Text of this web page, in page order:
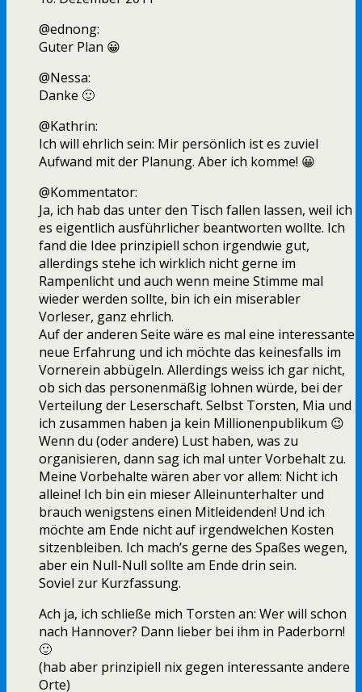
@ednong:
Guter Plan 😀
@Nessa:
Danke 🙂
@Kathrin:
Ich will ehrlich sein: Mir persönlich ist es zuviel
Aufwand mit der Planung. Aber ich komme! 😀
@Kommentator:
Ja, ich hab das unter den Tisch fallen lassen, weil ich
es eigentlich ausführlicher beantworten wollte. Ich
fand die Idee prinzipiell schon irgendwie gut,
allerdings stehe ich wirklich nicht gerne im
Rampenlicht und auch wenn meine Stimme mal
wieder werden sollte, bin ich ein miserabler
Vorleser, ganz ehrlich.
Auf der anderen Seite wäre es mal eine interessante
neue Erfahrung und ich möchte das keinesfalls im
Vornerein abbügeln. Allerdings weiss ich gar nicht,
ob sich das personenmäßig lohnen würde, bei der
Verteilung der Leserschaft. Selbst Torsten, Mia und
ich zusammen haben ja kein Millionenpublikum 😉
Wenn du (oder andere) Lust haben, was zu
organisieren, dann sag ich mal unter Vorbehalt zu.
Meine Vorbehalte wären aber vor allem: Nicht ich
alleine! Ich bin ein mieser Alleinunterhalter und
brauch wenigstens einen Mitleidenden! Und ich
möchte am Ende nicht auf irgendwelchen Kosten
sitzenbleiben. Ich mach’s gerne des Spaßes wegen,
aber ein Null-Null sollte am Ende drin sein.
Soviel zur Kurzfassung.
Ach ja, ich schließe mich Torsten an: Wer will schon
nach Hannover? Dann lieber bei ihm in Paderborn!
🙂
(hab aber prinzipiell nix gegen interessante andere
Orte)